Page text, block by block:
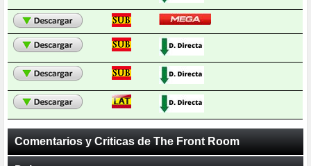
Comentarios y Criticas de The Front Room